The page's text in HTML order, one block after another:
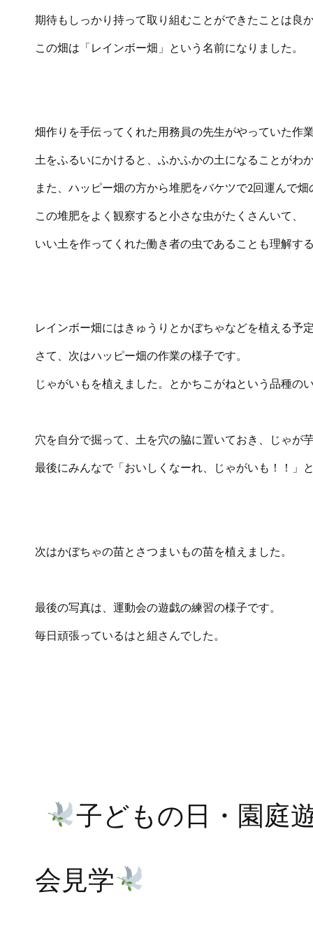
期待もしっかり持って取り組むことができたことは良
この畑は「レインボー畑」という名前になりました。
畑作りを手伝ってくれた用務員の先生がやっていた作
土をふるいにかけると、ふかふかの土になることがわ
また、ハッピー畑の方から堆肥をバケツで2回運んで
この堆肥をよく観察すると小さな虫がたくさんいて、
いい土を作ってくれた働き者の虫であることも理解す
レインボー畑にはきゅうりとかぼちゃなどを植える予
さて、次はハッピー畑の作業の様子です。
じゃがいもを植えました。とかちこがねという品種の
穴を自分で掘って、土を穴の脇に置いておき、じゃが
最後にみんなで「おいしくなーれ、じゃがいも！！」
次はかぼちゃの苗とさつまいもの苗を植えました。
最後の写真は、運動会の遊戯の練習の様子です。
毎日頑張っているはと組さんでした。
子どもの日・園庭
会見学